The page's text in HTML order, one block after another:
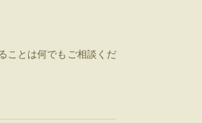
ことは何でもご相談くだ